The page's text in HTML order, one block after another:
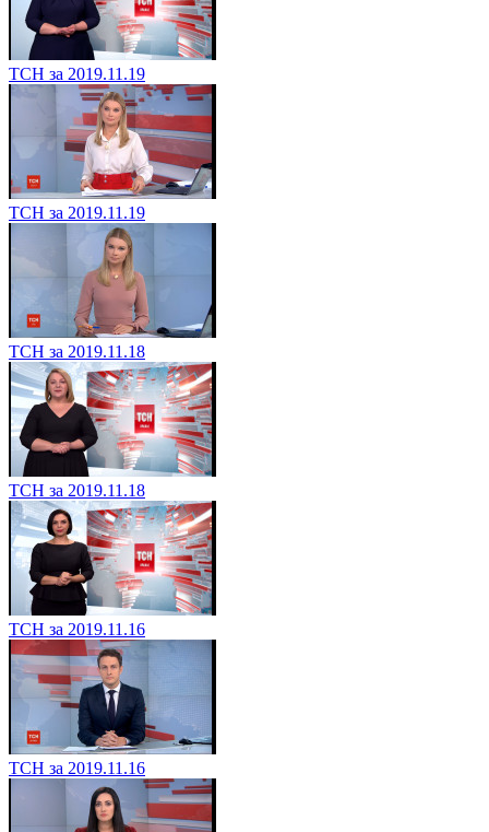
ТСН за 2019.11.19
ТСН за 2019.11.19
ТСН за 2019.11.18
ТСН за 2019.11.18
ТСН за 2019.11.16
ТСН за 2019.11.16